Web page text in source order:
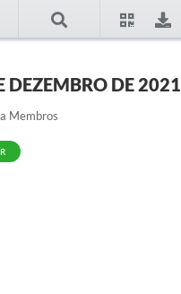
DEZEMBRO DE 2021
Membros